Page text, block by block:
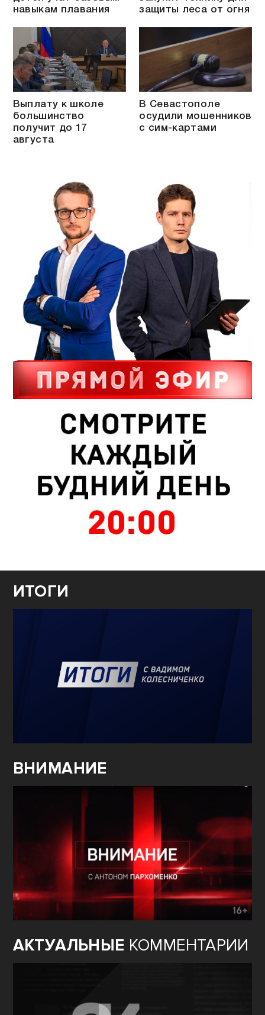
навыкам плавания
защиты леса от огня
Выплату к школе
большинство
получит до 17
августа
В Севастополе
осудили мошенников
с сим-картами
ИТОГИ
ВНИМАНИЕ
АКТУАЛЬНЫЕ КОММЕНТАРИИ